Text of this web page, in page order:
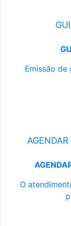
Emissão
O